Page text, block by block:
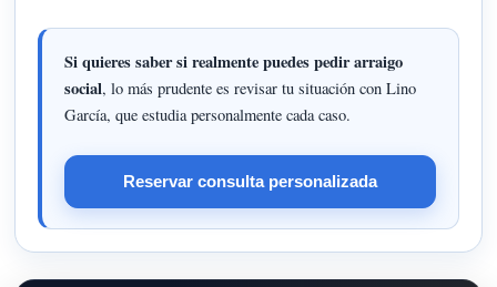
Si quieres saber si realmente puedes pedir arraigo
social, lo más prudente es revisar tu situación con Lino
García, que estudia personalmente cada caso.
Reservar consulta personalizada